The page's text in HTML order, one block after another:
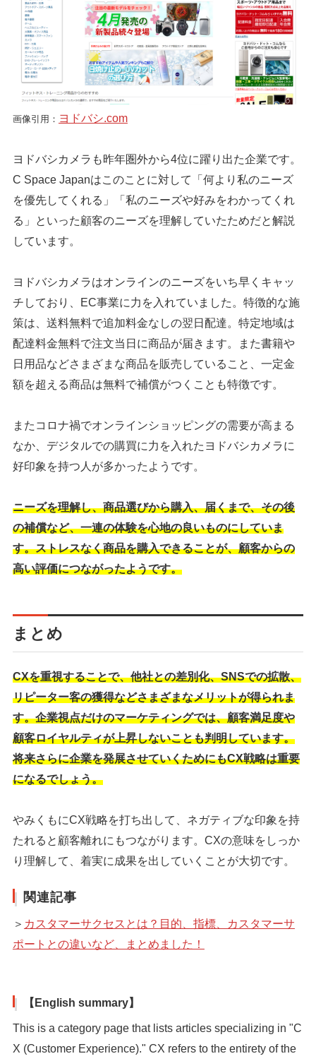
画像引用： ヨドバシ.com
ヨドバシカメラも昨年圏外から4位に躍り出た企業です。
C Space Japanはこのことに対して「何より私のニーズ
を優先してくれる」「私のニーズや好みをわかってくれ
る」といった顧客のニーズを理解していたためだと解説
しています。
ヨドバシカメラはオンラインのニーズをいち早くキャッ
チしており、EC事業に力を入れていました。特徴的な施
策は、送料無料で追加料金なしの翌日配達。特定地域は
配達料金無料で注文当日に商品が届きます。また書籍や
日用品などさまざまな商品を販売していること、一定金
額を超える商品は無料で補償がつくことも特徴です。
またコロナ禍でオンラインショッピングの需要が高まる
なか、デジタルでの購買に力を入れたヨドバシカメラに
好印象を持つ人が多かったようです。
ニーズを理解し、商品選びから購入、届くまで、その後
の補償など、一連の体験を心地の良いものにしていま
す。ストレスなく商品を購入できることが、顧客からの
高い評価につながったようです。
まとめ
CXを重視することで、他社との差別化、SNSでの拡散、
リピーター客の獲得などさまざまなメリットが得られま
す。企業視点だけのマーケティングでは、顧客満足度や
顧客ロイヤルティが上昇しないことも判明しています。
将来さらに企業を発展させていくためにもCX戦略は重要
になるでしょう。
やみくもにCX戦略を打ち出して、ネガティブな印象を持
たれると顧客離れにもつながります。CXの意味をしっか
り理解して、着実に成果を出していくことが大切です。
関連記事
＞ カスタマーサクセスとは？目的、指標、カスタマーサ
ポートとの違いなど、まとめました！
【English summary】
This is a category page that lists articles specializing in "C
X (Customer Experience)." CX refers to the entirety of the